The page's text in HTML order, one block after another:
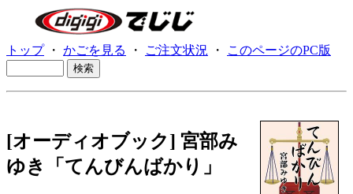
トップ・ かごを見る ・ ご注文状況 ・ このページのPC版
[オーディオブック] 宮部み
ゆき「てんびんばかり」